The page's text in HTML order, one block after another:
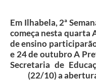
Em Ilhabela, 2ª
começa nesta quarta
de ensino
e 24 de outubro A
Secretaria de
(22/10) a